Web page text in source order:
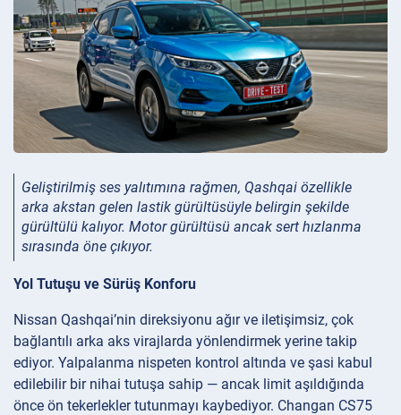
Geliştirilmiş ses yalıtımına rağmen, Qashqai özellikle
arka akstan gelen lastik gürültüsüyle belirgin şekilde
gürültülü kalıyor. Motor gürültüsü ancak sert hızlanma
sırasında öne çıkıyor.
Yol Tutuşu ve Sürüş Konforu
Nissan Qashqai’nin direksiyonu ağır ve iletişimsiz, çok
bağlantılı arka aks virajlarda yönlendirmek yerine takip
ediyor. Yalpalanma nispeten kontrol altında ve şasi kabul
edilebilir bir nihai tutuşa sahip — ancak limit aşıldığında
önce ön tekerlekler tutunmayı kaybediyor. Changan CS75